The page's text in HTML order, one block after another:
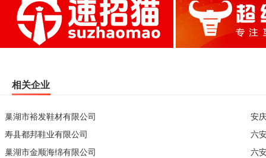
相关企业
巢湖市裕发鞋材有限公司
寿县都邦鞋业有限公司
巢湖市金顺海绵有限公司
安
六
六